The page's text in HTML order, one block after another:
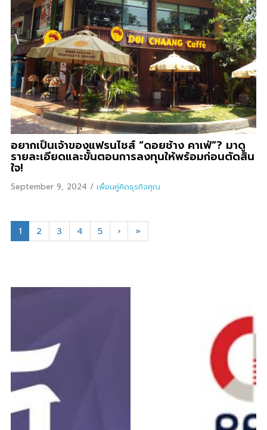
อยากเป็นเจ้าของแฟรนไชส์ “ดอยช้าง คาเฟ่”? มาดู
รายละเอียดและขั้นตอนการลงทุนให้พร้อมก่อนตัดสิน
ใจ!
September 9, 2024 / เพื่อนคู่คิดธุรกิจคุณ
1 2 3 4 5 › »